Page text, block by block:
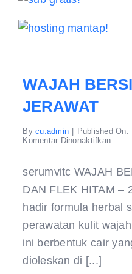
WAJAH
JERAWAT
Bycu.admin Published
Komentar Dinonaktifkanpada
serumvitc WAJAH
DAN FLEK HITAM –
hadir formula herbal
perawatan kulit
ini berbentuk cair
dioleskan di [...]